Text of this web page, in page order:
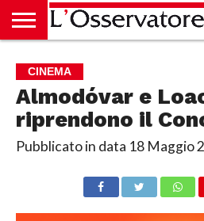
CULTURA
ECONOMIA
RUBRICHE
ARCHIVIO
PODCAST
ABBONAMENTO
CHI
SIAMO
ACCEDI
CINEMA
Almodóvar e
riprendono il
Pubblicato in data 18 Maggio